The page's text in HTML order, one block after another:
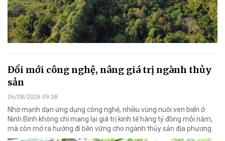
Đổi mới công nghệ, nâng giá trị ngành thủy
sản
06/08/2026 09:38
Nhờ mạnh dạn ứng dụng công nghệ, nhiều vùng nuôi ven biển ở
Ninh Bình không chỉ mang lại giá trị kinh tế hàng tỷ đồng mỗi năm,
mà còn mở ra hướng đi bền vững cho ngành thủy sản địa phương.